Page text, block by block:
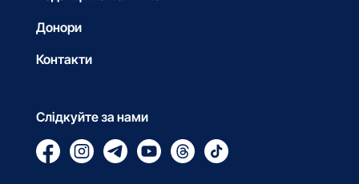
Донори
Контакти
Слідкуйте за нами